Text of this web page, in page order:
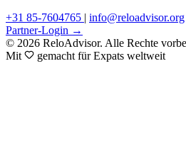
+31 85-7604765 | info@reloadvisor.org
Partner-Login →
© 2026 ReloAdvisor. Alle Rechte
Mit
gemacht für Expats weltweit